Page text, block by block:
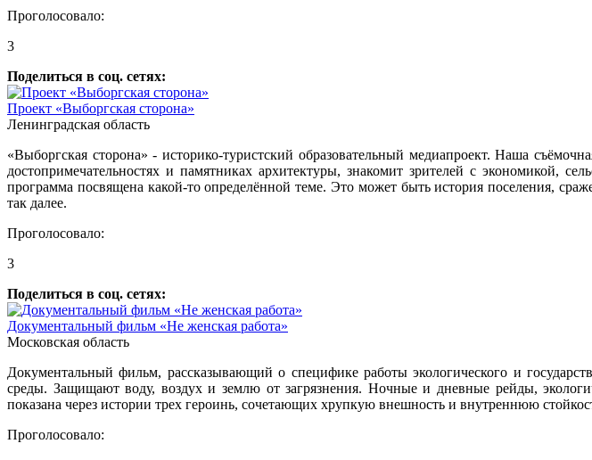
Проголосовало:
3
Поделиться в соц. сетях:
Проект «Выборгская сторона»
Ленинградская область
«Выборгская сторона» - историко-туристский образовательный медиапроект. Наша
достопримечательностях и памятниках архитектуры, знакомит зрителей с
программа посвящена какой-то определённой теме. Это может быть история поселения,
так далее.
Проголосовало:
3
Поделиться в соц. сетях:
Документальный фильм «Не женская работа»
Московская область
Документальный фильм, рассказывающий о специфике работы экологического и
среды. Защищают воду, воздух и землю от загрязнения. Ночные и дневные рейды,
показана через истории трех героинь, сочетающих хрупкую внешность и внутреннюю
Проголосовало: